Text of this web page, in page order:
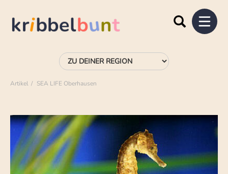
Artikel SEA LIFE Oberhausen